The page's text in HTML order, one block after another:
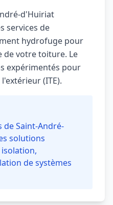
d'Huiriat
services de
hydrofuge pour
de votre toiture. Le
expérimentés pour
(ITE).
de Saint-André-
solutions
de systèmes